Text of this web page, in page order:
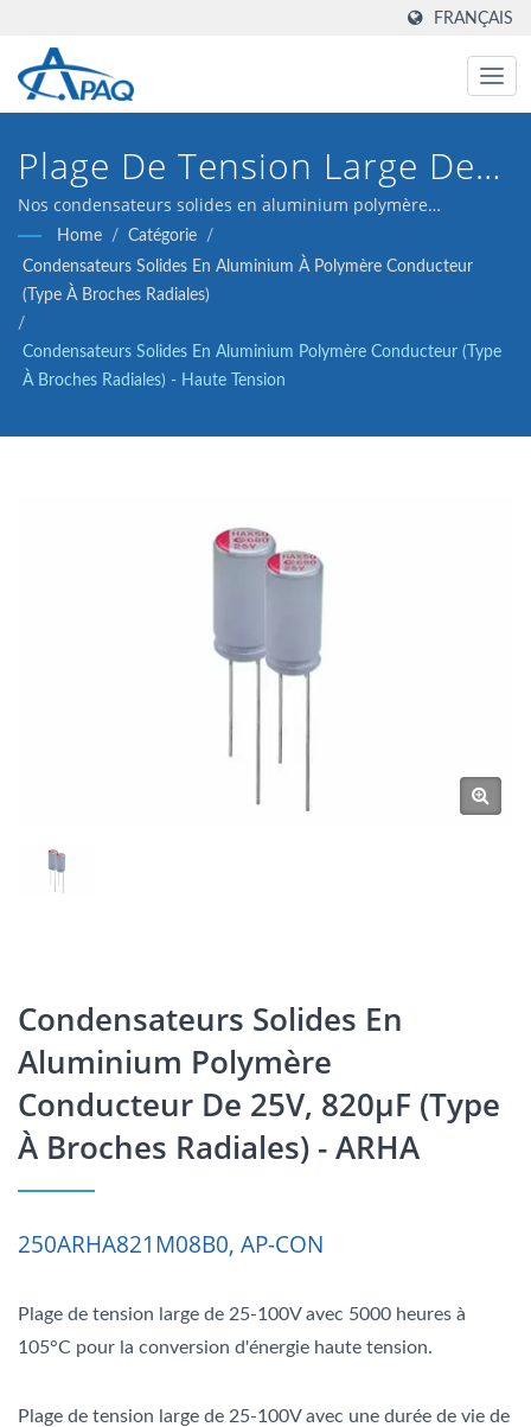
FRANÇAIS
Plage De Tension Large De
25-100V Avec 5000 Heures À
105°C Pour La Conversion
D'énergie Haute Tension.
Nos condensateurs solides en aluminium polymère
conducteur de 25V 820μF ESR 13 (type à broches radiales)
sont conçus pour répondre aux applications de
convertisseurs DC-DC, régulateurs de tension et découplage.
Home / Catégorie
/
Condensateurs Solides En Aluminium À Polymère Conducteur
(type À Broches Radiales)
/
Condensateurs Solides En Aluminium Polymère Conducteur (type
À Broches Radiales) - Haute Tension
Condensateurs Solides En
Aluminium Polymère
Conducteur De 25V, 820μF (type
À Broches Radiales) - ARHA
250ARHA821M08B0, AP-CON
Plage de tension large de 25-100V avec 5000 heures à
105°C pour la conversion d'énergie haute tension.
Plage de tension large de 25-100V avec une durée de vie de